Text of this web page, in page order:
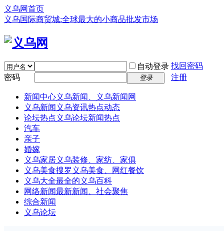
义乌网首页
义乌国际商贸城:全球最大的小商品批发市场
自动登录 找回密码
密码
登录 注册
新闻中心义乌新闻、义乌新闻网
义乌新闻 义乌资讯热点动态
论坛热点 义乌论坛新闻热点
汽车
亲子
婚嫁
义乌家居义乌装修、家纺、家俱
义乌美食搜罗义乌美食、网红餐饮
义乌大全最全的义乌百科
网络新闻最新新闻、社会聚焦
综合新闻
义乌论坛